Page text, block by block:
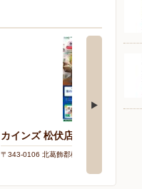
カインズ 松伏店
〒343-0106 北葛飾郡松伏町大字大川戸3133